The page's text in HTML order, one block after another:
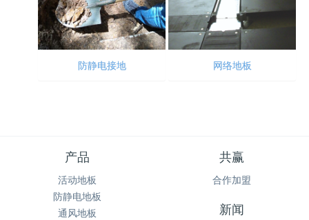
防静电接地 网络地板
产品
活动地板
防静电地板
通风地板
共赢
合作加盟
新闻